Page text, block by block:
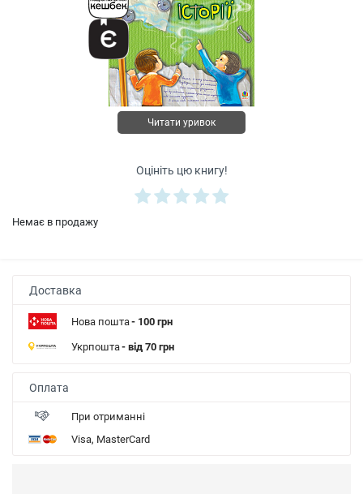
Читати уривок
Оцініть цю книгу!
Немає в продажу
Доставка
Нова пошта- 100 грн
Укрпошта- від 70 грн
Оплата
При отриманні
Visa, MasterCard